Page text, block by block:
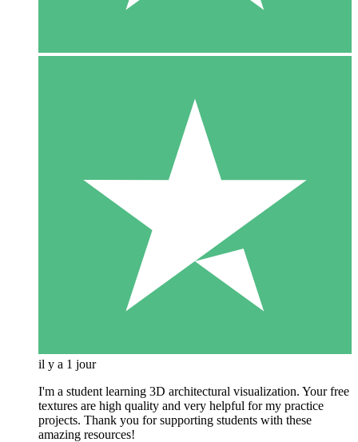
il y a 1 jour
I'm a student learning 3D architectural visualization. Your free
textures are high quality and very helpful for my practice
projects. Thank you for supporting students with these
amazing resources!